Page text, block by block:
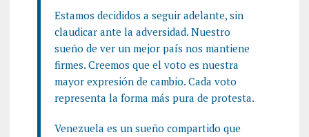
Estamos decididos a seguir adelante, sin
claudicar ante la adversidad. Nuestro
sueño de ver un mejor país nos mantiene
firmes. Creemos que el voto es nuestra
mayor expresión de cambio. Cada voto
representa la forma más pura de protesta.
Venezuela es un sueño compartido que